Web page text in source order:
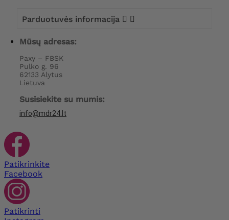
Parduotuvės informacija  
Mūsų adresas:
Paxy – FBSK
Pulko g. 96
62133 Alytus
Lietuva
Susisiekite su mumis:
info@mdr24.lt
Patikrinkite
Facebook
Patikrinti